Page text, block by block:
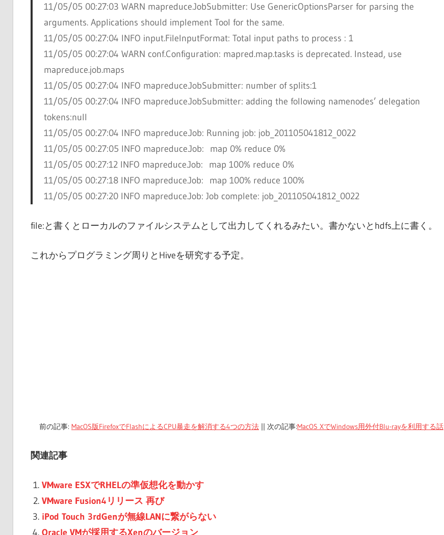
11/05/05 00:27:03 WARN mapreduce.JobSubmitter: Use GenericOptionsParser for parsing the
arguments. Applications should implement Tool for the same.
11/05/05 00:27:04 INFO input.FileInputFormat: Total input paths to process : 1
11/05/05 00:27:04 WARN conf.Configuration: mapred.map.tasks is deprecated. Instead, use
mapreduce.job.maps
11/05/05 00:27:04 INFO mapreduce.JobSubmitter: number of splits:1
11/05/05 00:27:04 INFO mapreduce.JobSubmitter: adding the following namenodes’ delegation
tokens:null
11/05/05 00:27:04 INFO mapreduce.Job: Running job: job_201105041812_0022
11/05/05 00:27:05 INFO mapreduce.Job: map 0% reduce 0%
11/05/05 00:27:12 INFO mapreduce.Job: map 100% reduce 0%
11/05/05 00:27:18 INFO mapreduce.Job: map 100% reduce 100%
11/05/05 00:27:20 INFO mapreduce.Job: Job complete: job_201105041812_0022
file:と書くとローカルのファイルシステムとして出力してくれるみたい。書かないとhdfs上に書く。
これからプログラミング周りとHiveを研究する予定。
前の記事: MacOS版FirefoxでFlashによるCPU暴走を解消する4つの方法 || 次の記事:MacOS XでWindows用外付Blu-rayを利用する話
関連記事
VMware ESXでRHELの準仮想化を動かす
VMware Fusion4リリース 再び
iPod Touch 3rdGenが無線LANに繋がらない
Oracle VMが採用するXenのバージョン